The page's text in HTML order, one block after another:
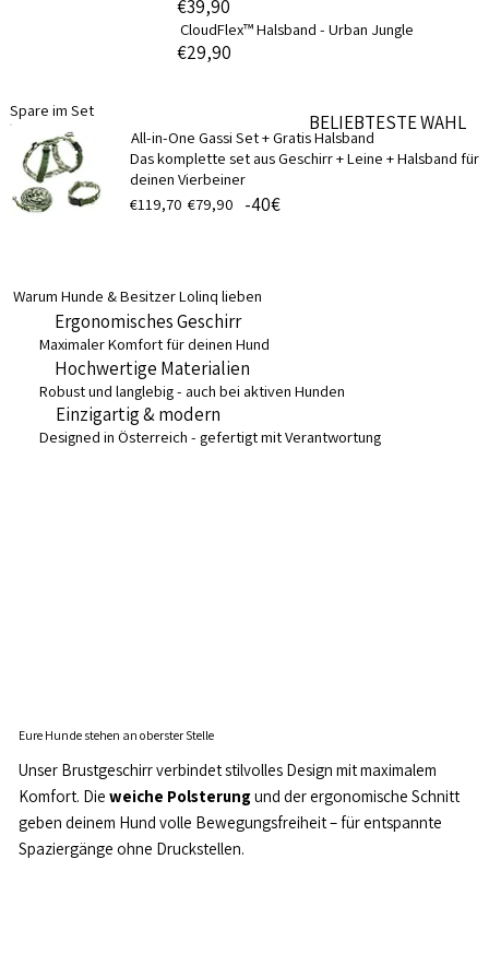
€39,90
CloudFlex™ Halsband - Urban Jungle
€29,90
Spare im Set
All-in-One Gassi Set + Gratis Halsband
Das komplette set aus Geschirr + Leine + Halsband für
deinen Vierbeiner
€79,90
€119,70 -40€
BELIEBTESTE WAHL
Warum Hunde & Besitzer Lolinq lieben
Ergonomisches Geschirr
Maximaler Komfort für deinen Hund
Hochwertige Materialien
Robust und langlebig - auch bei aktiven Hunden
Einzigartig & modern
Designed in Österreich - gefertigt mit Verantwortung
Eure Hunde stehen an oberster Stelle
Unser Brustgeschirr verbindet stilvolles Design mit maximalem
Komfort. Dieweiche Polsterungund der ergonomische Schnitt
geben deinem Hund volle Bewegungsfreiheit – für entspannte
Spaziergänge ohne Druckstellen.